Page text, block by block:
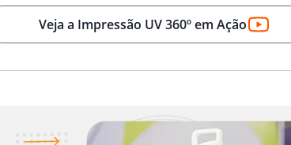
Veja a Impressão UV 360º em Ação